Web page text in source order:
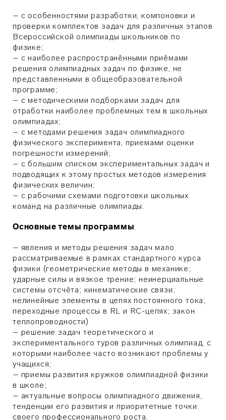
– с особенностями разработки, компоновки и
проверки комплектов задач для различных этапов
Всероссийской олимпиады школьников по
физике;
– с наиболее распространёнными приёмами
решения олимпиадных задач по физике, не
представленными в общеобразовательной
программе;
– с методическими подборками задач для
отработки наиболее проблемных тем в школьных
олимпиадах;
– с методами решения задач олимпиадного
физического эксперимента, приемами оценки
погрешности измерений;
– с большим списком экспериментальных задач и
подводящих к этому простых методов измерения
физических величин;
– с рабочими схемами подготовки школьных
команд на различные олимпиады.
Основные темы программы:
– явления и методы решения задач мало
рассматриваемые в рамках стандартного курса
физики (геометрические методы в механике;
ударные силы и вязкое трение; неинерциальные
системы отсчёта; кинематические связи;
нелинейные элементы в цепях постоянного тока;
переходные процессы в RL и RC-цепях; закон
теплопроводности)
– решение задач теоретического и
экспериментального туров различных олимпиад, с
которыми наиболее часто возникают проблемы у
учащихся;
– приемы развития кружков олимпиадной физики
в школе;
– актуальные вопросы олимпиадного движения,
тенденции его развития и приоритетные точки
своего профессионального роста.